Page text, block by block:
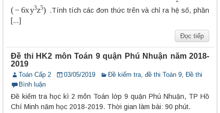
( 6x 3z 5)
.Tính tích các đơn thức trên và chỉ ra hệ số, phần
[…]
Đọc tiếp
Đề thi HK2 môn Toán 9 quận Phú Nhuận năm 2018-
2019
Toán Cấp 2 03/05/2019 Đề kiểm tra, đề thi Toán 9 Đề thi
Bình luận
Đề kiểm tra học kì 2 môn Toán lớp 9 quận Phú Nhuận, TP Hồ
Chí Minh năm học 2018-2019. Thời gian làm bài: 90 phút.